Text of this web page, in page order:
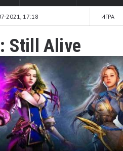
2021, 17:18 ИГРА
Still Alive